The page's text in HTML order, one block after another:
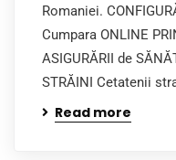
Romaniei.
Cumpara ONLINE
ASIGURĂRII de
STRĂINI Cetatenii
Read more